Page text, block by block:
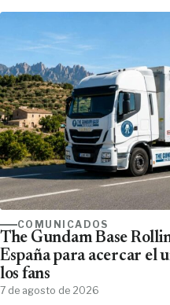
COMUNICADOS
The Gundam Base
España para acercar el
los fans
7 de agosto de 2026